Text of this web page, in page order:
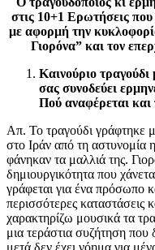
στις 10+1 Ερωτήσεις
με αφορμή την
Γιορόνα” και τον
Καινούριο τραγούδι
σας συνοδεύει
Πού αναφέρεται
Απ. Το τραγούδι γράφτηκε
στο Ιράν από τη αστυνομία
φάνηκαν τα μαλλιά της.
δημιουργικότητα που
γράφεται για ένα πρόσωπο
περισσότερες καταστάσεις
χαρακτηρίζω μουσικά τα
μια τεράστια συζήτηση που